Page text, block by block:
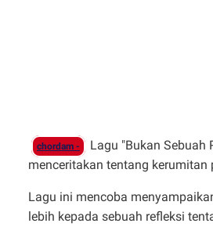
chordam -
Lagu "Bukan Sebuah
menceritakan tentang kerumitan
Lagu ini mencoba
lebih kepada sebuah refleksi